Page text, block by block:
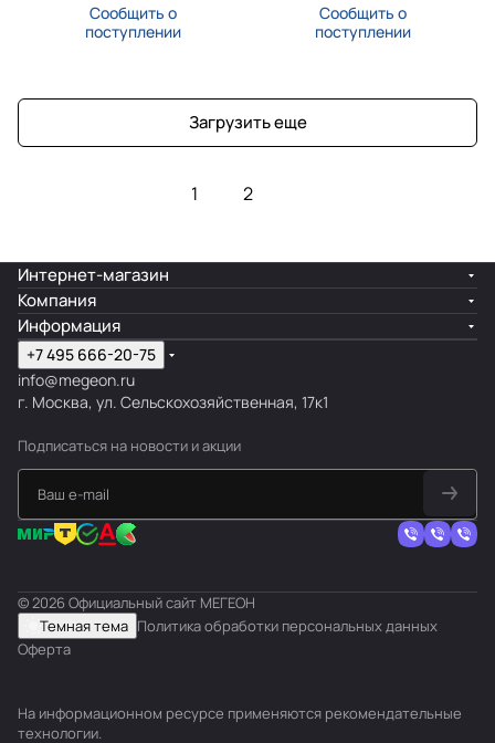
Сообщить о
поступлении
Сообщить о
поступлении
Загрузить еще
1 2
Интернет-магазин
Компания
Информация
+7 495 666-20-75
info@megeon.ru
г. Москва, ул. Сельскохозяйственная, 17к1
Подписаться на новости и акции
© 2026 Официальный сайт МЕГЕОН
Темная тема Политика обработки персональных данных
Оферта
На информационном ресурсе применяются рекомендательные
технологии.